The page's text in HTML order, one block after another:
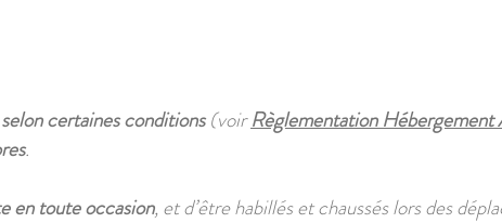
selon certaines conditions(voirRèglementation Hébergement
.
en toute occasion, et d’être habillés et chaussés lors des